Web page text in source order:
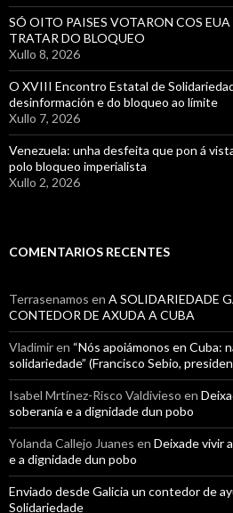
SÓ OITO PAISES VOTARON COS
TRATAR DO BLOQUEO
Xullo 8, 2026
O XVIII Encontro Estatal de
desinformación e do bloqueo ao límite
Xullo 7, 2026
Venezuela: unha desfeita que pon á
polo bloqueo imperialista
Xullo 2, 2026
COMENTARIOS RECENTES
Terrasenamos en A SOLIDARIEDADE
CONTEDOR DE AXUDA A CUBA
Vladimiren “Nós apoiámonos en Cuba:
solidariedade” (Francisco Sebio,
Isabel Mrtínez-Risco Valdivieso en
soberanía e a dignidade dun pobo
Yolanda Callejo Juanes en Deixade vivir
e a dignidade dun pobo
Enviado desde Galicia un contedor de
Solidariedade